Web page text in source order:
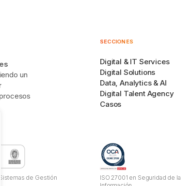
un
SECCIONES
Digital & IT Services
Digital Solutions
Data, Analytics & AI
Digital Talent Agency
Casos
de Gestión
ISO 27001 en Seguridad de la